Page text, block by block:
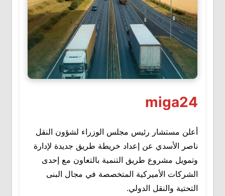
miga24
أعلن مستشار رئيس مجلس الوزراء لشؤون النقل
ناصر الأسدي عن إعداد خريطة طريق جديدة لإدارة
وتمويل مشروع طريق التنمية بالتعاون مع إحدى
الشركات الأميركية المتخصصة في مجال البنى
التحتية والنقل الدولي.